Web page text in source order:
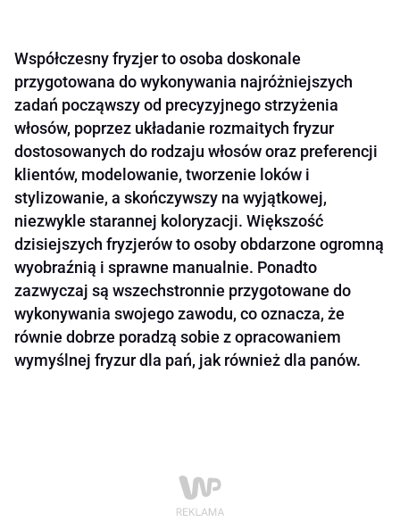
Współczesny fryzjer to osoba doskonale
przygotowana do wykonywania najróżniejszych
zadań począwszy od precyzyjnego strzyżenia
włosów, poprzez układanie rozmaitych fryzur
dostosowanych do rodzaju włosów oraz preferencji
klientów, modelowanie, tworzenie loków i
stylizowanie, a skończywszy na wyjątkowej,
niezwykle starannej koloryzacji. Większość
dzisiejszych fryzjerów to osoby obdarzone ogromną
wyobraźnią i sprawne manualnie. Ponadto
zazwyczaj są wszechstronnie przygotowane do
wykonywania swojego zawodu, co oznacza, że
równie dobrze poradzą sobie z opracowaniem
wymyślnej fryzur dla pań, jak również dla panów.